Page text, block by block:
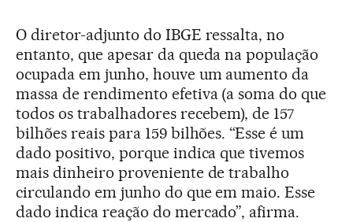
O diretor-adjunto do IBGE ressalta, no
entanto, que apesar da queda na população
ocupada em junho, houve um aumento da
massa de rendimento efetiva (a soma do que
todos os trabalhadores recebem), de 157
bilhões reais para 159 bilhões. “Esse é um
dado positivo, porque indica que tivemos
mais dinheiro proveniente de trabalho
circulando em junho do que em maio. Esse
dado indica reação do mercado”, afirma.